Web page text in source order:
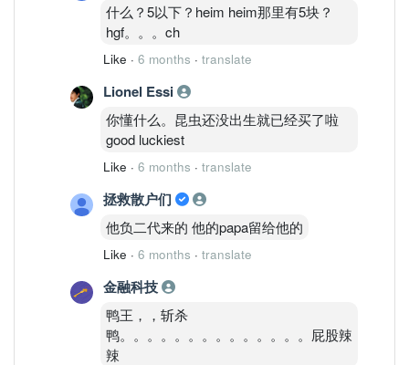
什么？5以下？heim heim那里有5块？
hgf。。。ch
Like · 6 months · translate
Lionel Essi
你懂什么。昆虫还没出生就已经买了啦
good luckiest
Like · 6 months · translate
拯救散户们
他负二代来的 他的papa留给他的
Like · 6 months · translate
金融科技
鸭王，，斩杀
鸭。。。。。。。。。。。。。。屁股辣
辣